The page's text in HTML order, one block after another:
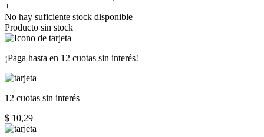
+
No hay suficiente stock disponible
Producto sin stock
¡Paga hasta en 12 cuotas sin interés!
12 cuotas sin interés
$ 10,29